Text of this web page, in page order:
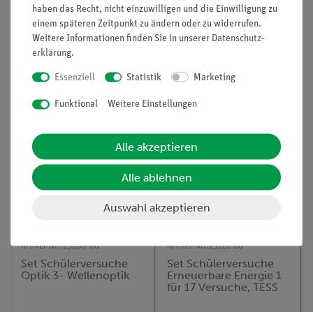
Set Schülerversuche
Äquipotentiallinien und
E-Feld für 5 Versuche,
TESS advanced Physik
ÄQU
Digitalset
Schülerversuche
Radioaktivität für 11
Versuche, TESS
Artikel-Nr.:25280-88
Set Schülerversuche
Optik 3- Wellenoptik
Artikel-Nr.:25287-88
Set Schülerversuche
Erneuerbare Energie 1
für 17 Versuche, TESS
haben das Recht, nicht einzuwilligen und die Einwilligung zu
einem späteren Zeitpunkt zu ändern oder zu widerrufen.
Weitere Informationen finden Sie in unserer Daten­schutz­
erklärung.
Essenziell Statistik Marketing
Funktional Weitere Einstellungen
Alle akzeptieren
Alle ablehnen
Auswahl akzeptieren